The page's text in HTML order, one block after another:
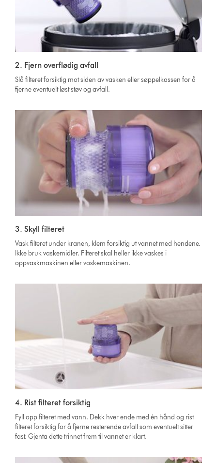
2. Fjern overflødig avfall
Slå filteret forsiktig mot siden av vasken eller søppelkassen for å
fjerne eventuelt løst støv og avfall.
3. Skyll filteret
Vask filteret under kranen, klem forsiktig ut vannet med hendene.
Ikke bruk vaskemidler. Filteret skal heller ikke vaskes i
oppvaskmaskinen eller vaskemaskinen.
4. Rist filteret forsiktig
Fyll opp filteret med vann. Dekk hver ende med én hånd og rist
filteret forsiktig for å fjerne resterende avfall som eventuelt sitter
fast. Gjenta dette trinnet frem til vannet er klart.